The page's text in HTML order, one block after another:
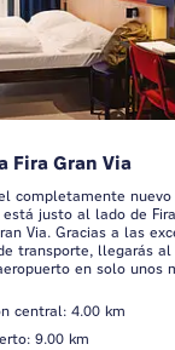
Fira Gran Via
completamente nuevo
justo al lado de
Via. Gracias a las
transporte, llegarás
en solo unos
central: 4.00 km
9.00 km